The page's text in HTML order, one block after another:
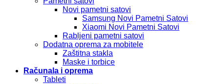
Novi pametni satovi
Samsung Novi Pametni Satovi
Xiaomi Novi Pametni Satovi
Rabljeni pametni satovi
Dodatna oprema za mobitele
Zaštitna stakla
Maske i torbice
Računala i oprema
Tableti